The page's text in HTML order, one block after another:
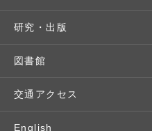
基本情報・情報公開
広報・公聴
特待生（入学者向け）
パンフレット・資料請求
入学予定者の皆さま
語学プログラム
教職課程
教員紹介
学修支援の体制
クラブ・サークル
大学周辺マップ
学生寮
学生支援制度
資格取得
公務員試験対策
就職実績
社会で活躍する卒業生
地域との連携
生涯学習
科目等履修生
社会人・シニア入学
研究・出版
研究者・研究分野
人文社会科学研究所
情報メディア研究所
図書館
交通アクセス
English